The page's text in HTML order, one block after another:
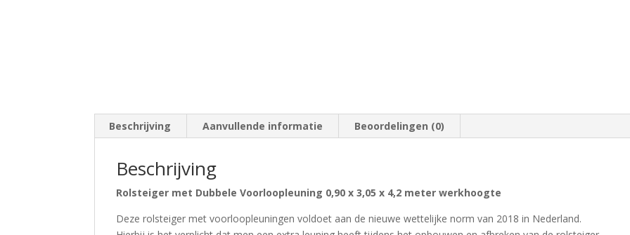
Beschrijving Aanvullende informatie Beoordelingen (0)
Beschrijving
Rolsteiger met Dubbele Voorloopleuning 0,90 x 3,05 x 4,2 meter werkhoogte
Deze rolsteiger met voorloopleuningen voldoet aan de nieuwe wettelijke norm van 2018 in Nederland.